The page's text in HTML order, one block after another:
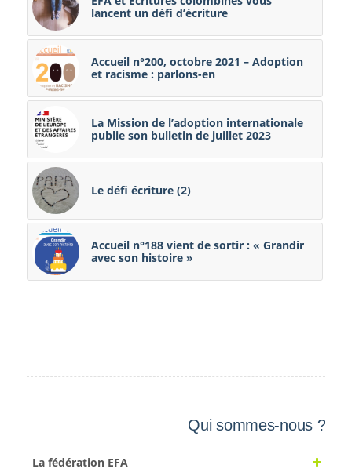
lancent un défi d’écriture
Accueil n°200, octobre 2021 – Adoption
et racisme : parlons-en
La Mission de l’adoption internationale
publie son bulletin de juillet 2023
Le défi écriture (2)
Accueil n°188 vient de sortir : « Grandir
avec son histoire »
Qui sommes-nous ?
La fédération EFA